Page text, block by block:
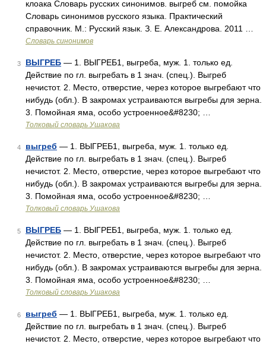
клоака Словарь русских синонимов. выгреб см. помойка
Словарь синонимов русского языка. Практический
справочник. М.: Русский язык. З. Е. Александрова. 2011 …
Словарь синонимов
3 ВЫГРЕБ — 1. ВЫГРЕБ1, выгреба, муж. 1. только ед.
Действие по гл. выгребать в 1 знач. (спец.). Выгреб
нечистот. 2. Место, отверстие, через которое выгребают что
нибудь (обл.). В закромах устраиваются выгребы для зерна.
3. Помойная яма, особо устроенное&#8230; …
Толковый словарь Ушакова
4 выгреб — 1. ВЫГРЕБ1, выгреба, муж. 1. только ед.
Действие по гл. выгребать в 1 знач. (спец.). Выгреб
нечистот. 2. Место, отверстие, через которое выгребают что
нибудь (обл.). В закромах устраиваются выгребы для зерна.
3. Помойная яма, особо устроенное&#8230; …
Толковый словарь Ушакова
5 ВЫГРЕБ — 1. ВЫГРЕБ1, выгреба, муж. 1. только ед.
Действие по гл. выгребать в 1 знач. (спец.). Выгреб
нечистот. 2. Место, отверстие, через которое выгребают что
нибудь (обл.). В закромах устраиваются выгребы для зерна.
3. Помойная яма, особо устроенное&#8230; …
Толковый словарь Ушакова
6 выгреб — 1. ВЫГРЕБ1, выгреба, муж. 1. только ед.
Действие по гл. выгребать в 1 знач. (спец.). Выгреб
нечистот. 2. Место, отверстие, через которое выгребают что